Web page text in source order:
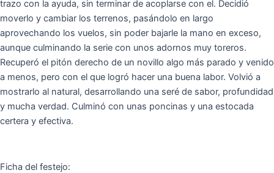
trazo con la ayuda, sin terminar de acoplarse con el. Decidió
moverlo y cambiar los terrenos, pasándolo en largo
aprovechando los vuelos, sin poder bajarle la mano en exceso,
aunque culminando la serie con unos adornos muy toreros.
Recuperó el pitón derecho de un novillo algo más parado y venido
a menos, pero con el que logró hacer una buena labor. Volvió a
mostrarlo al natural, desarrollando una seré de sabor, profundidad
y mucha verdad. Culminó con unas poncinas y una estocada
certera y efectiva.
Ficha del festejo: